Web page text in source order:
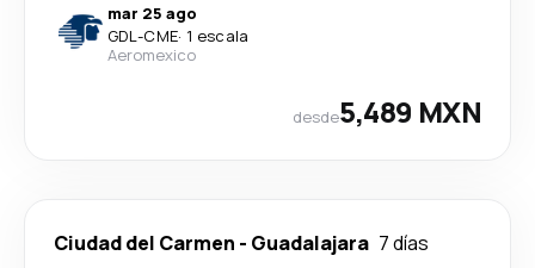
mar 25 ago
GDL-CME· 1 escala
Aeromexico
desde5,489 MXN
Ciudad del Carmen - Guadalajara 7 días